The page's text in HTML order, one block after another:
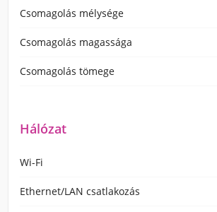
Csomagolás mélysége
Csomagolás magassága
Csomagolás tömege
Hálózat
Wi-Fi
Ethernet/LAN csatlakozás